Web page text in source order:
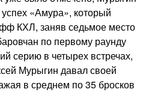
«Амура», который
КХЛ, заняв седьмое место
по первому раунду
серию в четырех встречах,
Мурыгин давал своей
в среднем по 35 бросков